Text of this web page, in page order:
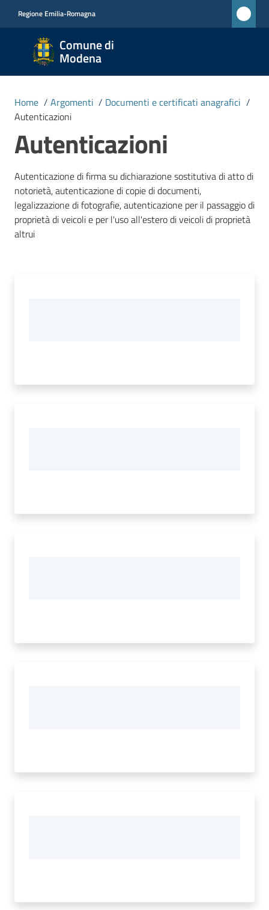
Regione Emilia-Romagna
Comune di
Modena
Comune
di
Modena
CIVICA
MONET
Amministrazione
Novità
Servizi
Home / Argomenti / Documenti e certificati anagrafici /
Autenticazioni
Autenticazioni
Autenticazione di firma su dichiarazione sostitutiva di atto di
notorietà, autenticazione di copie di documenti,
legalizzazione di fotografie, autenticazione per il passaggio di
proprietà di veicoli e per l'uso all'estero di veicoli di proprietà
altrui